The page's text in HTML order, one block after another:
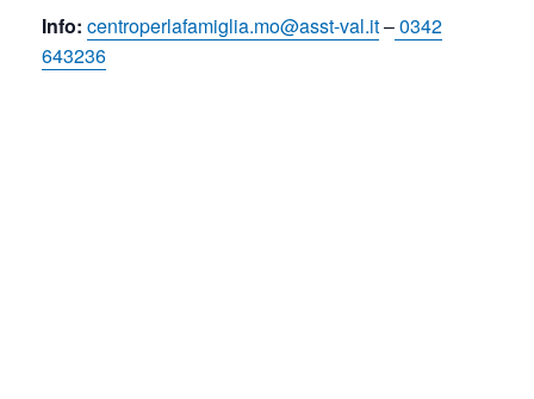
Info: centroperlafamiglia.mo@asst-val.it–0342
643236